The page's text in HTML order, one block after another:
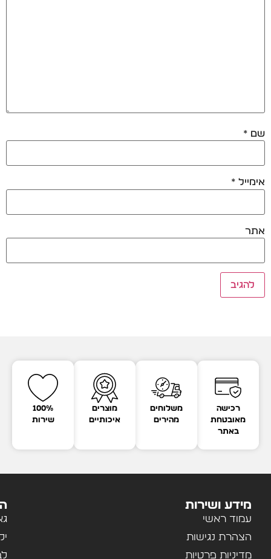
שם *
אימייל *
אתר
רכישה
מאובטחת
באתר
משלוחים
מהירים
מוצרים
איכותיים
100%
שירות
מידע ושירות
עמוד ראשי
הצהרת נגישות
מדיניות פרטיות